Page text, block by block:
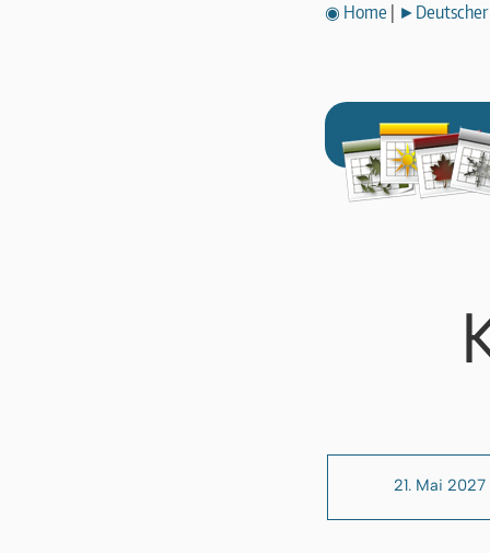
◉ Home ►Deutscher
21. Mai 2027